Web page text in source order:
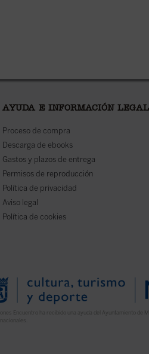
AYUDA E INFORMACIÓN LEGAL
Proceso de compra
Descarga de ebooks
Gastos y plazos de entrega
Permisos de reproducción
Política de privacidad
Aviso legal
Política de cookies
Encuentro ha recibido una ayuda del Ayuntamiento de